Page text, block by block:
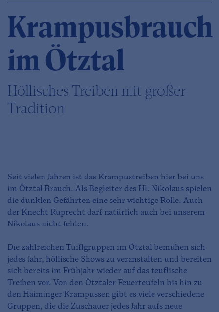
Krampusbrauch
im Ötztal
Höllisches Treiben mit großer
Tradition
Seit vielen Jahren ist das Krampustreiben hier bei uns
im Ötztal Brauch. Als Begleiter des Hl. Nikolaus spielen
die dunklen Gefährten eine sehr wichtige Rolle. Auch
der Knecht Ruprecht darf natürlich auch bei unserem
Nikolaus nicht fehlen.
Die zahlreichen Tuiflgruppen im Ötztal bemühen sich
jedes Jahr, höllische Shows zu veranstalten und bereiten
sich bereits im Frühjahr wieder auf das teuflische
Treiben vor. Von den Ötztaler Feuerteufeln bis hin zu
den Haiminger Krampussen gibt es viele verschiedene
Gruppen, die die Zuschauer jedes Jahr aufs neue